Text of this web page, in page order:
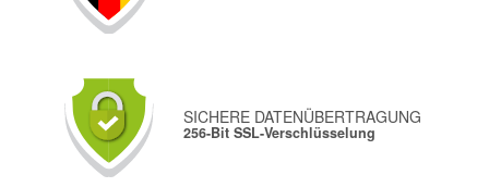
SICHERE DATENÜBERTRAGUNG
256-Bit SSL-Verschlüsselung